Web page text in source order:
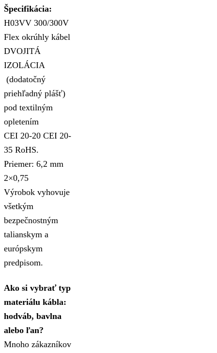
Špecifikácia:
H03VV 300/300V
Flex okrúhly kábel
DVOJITÁ
IZOLÁCIA
(dodatočný
priehľadný plášť)
pod textilným
opletením
CEI 20-20 CEI 20-
35 RoHS.
Priemer: 6,2 mm
2×0,75
Výrobok vyhovuje
všetkým
bezpečnostným
talianskym a
európskym
predpisom.
Ako si vybrať typ
materiálu kábla:
hodváb, bavlna
alebo ľan?
Mnoho zákazníkov